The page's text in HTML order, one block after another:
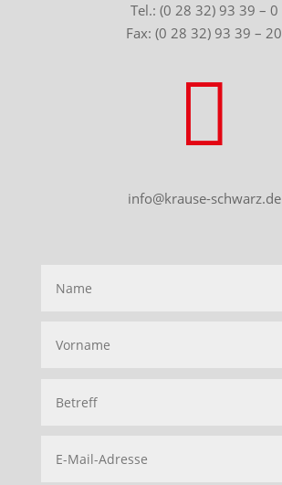
Tel.: (0 28 32) 93 39 – 0
Fax: (0 28 32) 93 39 – 20

info@krause-schwarz.de